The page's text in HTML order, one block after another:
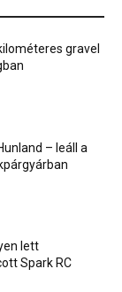
gravel
– leáll a
lett
Spark RC